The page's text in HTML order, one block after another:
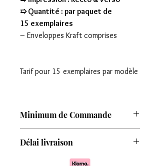
➯ Quantité : par paquet de
15 exemplaires
– Enveloppes Kraft comprises
Tarif pour 15 exemplaires par modèle
Minimum de Commande
8 modèles
Délai livraison
Comptez une livraison entre 7 à 15 jours